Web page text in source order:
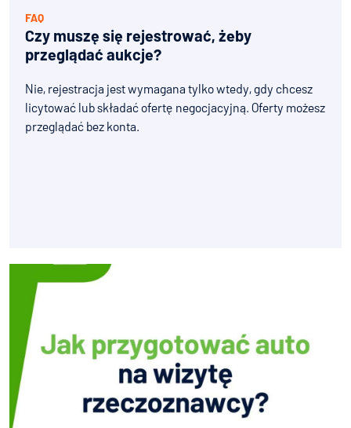
FAQ
Czy muszę się rejestrować, żeby
przeglądać aukcje?
Nie, rejestracja jest wymagana tylko wtedy, gdy chcesz
licytować lub składać ofertę negocjacyjną. Oferty możesz
przeglądać bez konta.